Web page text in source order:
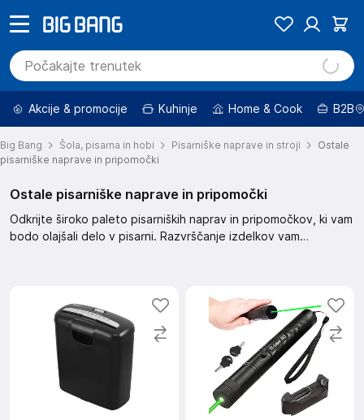
Akcije & promocije Kuhinje Home & Cook B2B
Big Bang Šola, pisarna in hobi Pisarniške naprave in stroji
Ostale
pisarniške naprave in pripomočki
Ostale pisarniške naprave in pripomočki
Odkrijte široko paleto pisarniških naprav in pripomočkov, ki vam
bodo olajšali delo v pisarni. Razvrščanje izdelkov vam